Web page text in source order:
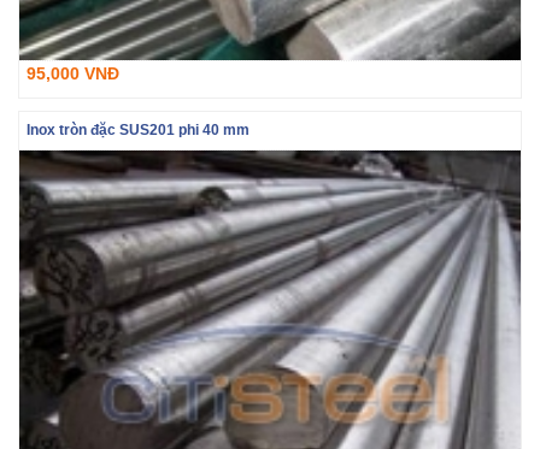
95,000 VNĐ
Inox tròn đặc SUS201 phi 40 mm